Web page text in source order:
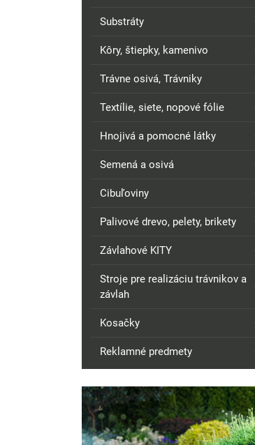
Substráty
Kôry, štiepky, kamenivo
Trávne osivá, Trávniky
Textílie, siete, nopové fólie
Hnojivá a pomocné látky
Semená a osivá
Cibuľoviny
Palivové drevo, pelety, brikety
Závlahové KITY
Stroje pre realizáciu trávnikov a
závlah
Kosačky
Reklamné predmety